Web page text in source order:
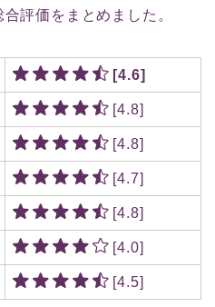
評価をまとめました。
[4.6]
[4.8]
[4.8]
[4.7]
[4.8]
[4.0]
[4.5]